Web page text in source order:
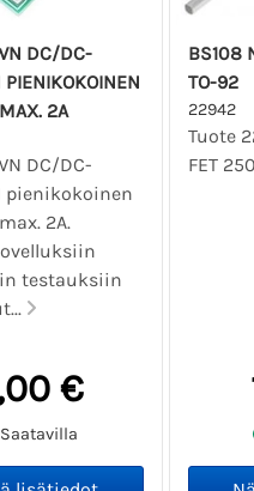
DC/DC-
2A
DC/DC-
pienikokoinen
2A.
testauksiin
€
Saatavilla
BS108
TO-92
22942
Tuote
FET